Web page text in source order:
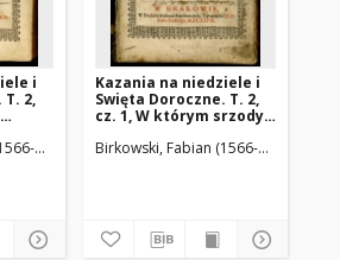
i
2,
1636) Piotrkowczyk, Andrzej (ca 1585-1645).
Kazania na niedziele i
Swięta Doroczne. T. 2,
cz. 1, W którym srzody y
Wielki, y wiele swiętych
nowym kazaniem
wspomniano
Birkowski, Fabian (1566-1636)